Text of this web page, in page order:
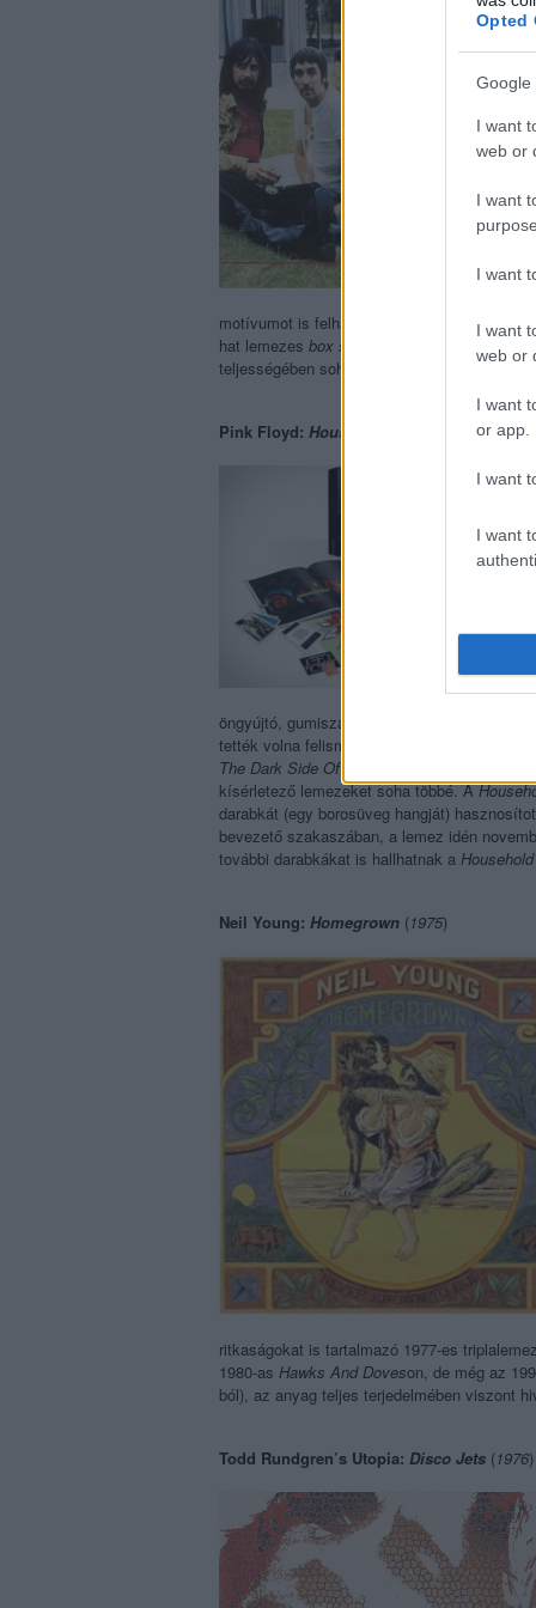
Opted
Google
I want
web or
I want
I want
I want
web or
I want
or app.
I want
I want
motívumot is felhasznált az 1970-es
hat lemezes box set
formájában adott ki
teljességében soha nem realizált
Pink Floyd: Household Objects 1974 )
öngyújtó, gumiszalag, borosüveg, gyufa stb.
tették volna felismerhetetlenné. Másfél
The Dark Side Of The Moon
kísérletező lemezeket soha többé. A
darabkát (egy borosüveg hangját)
bevezető szakaszában, a lemez idén
további darabkákat is hallhatnak a
Neil Young: Homegrown (1975)
ritkaságokat is tartalmazó 1977-es
1980-as Hawks And Doveson, de még az
ból), az anyag teljes terjedelmében viszont
Todd Rundgren’s Utopia: Disco Jets (1976)